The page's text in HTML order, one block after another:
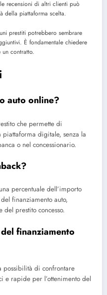
recensioni di altri clienti può
della piattaforma scelta.
prestiti potrebbero sembrare
È fondamentale chiedere
contratto.
auto online?
che permette di
piattaforma digitale, senza la
o nel concessionario.
percentuale dell’importo
finanziamento auto,
prestito concesso.
finanziamento
possibilità di confrontare
e rapide per l’ottenimento del